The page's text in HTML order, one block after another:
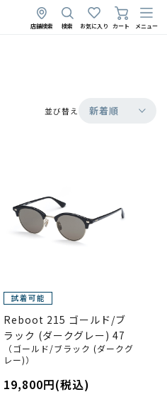
店舗検索 検索 お気に入り カート メニュー
並び替え 新着順
Reboot 215 ゴールド/ブ
ラック (ダークグレー) 47
（ゴールド/ブラック (ダークグ
レー)）
19,800円(税込)